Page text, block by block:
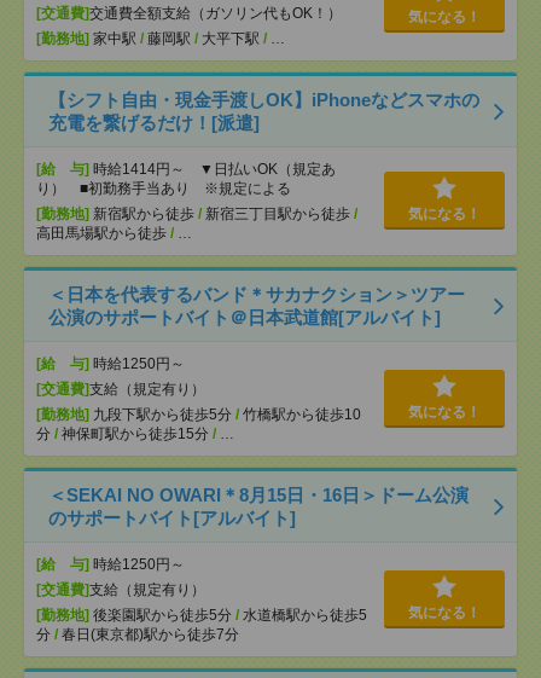
[交通費]交通費全額支給（ガソリン代もOK！）
[勤務地] 家中駅 / 藤岡駅 / 大平下駅 / …
気になる！
【シフト自由・現金手渡しOK】iPhoneなどスマホの
充電を繋げるだけ！[派遣]
[給 与] 時給1414円～ ▼日払いOK（規定あ
り） ■初勤務手当あり ※規定による
[勤務地] 新宿駅から徒歩 / 新宿三丁目駅から徒歩 /
高田馬場駅から徒歩 / …
気になる！
＜日本を代表するバンド＊サカナクション＞ツアー
公演のサポートバイト＠日本武道館[アルバイト]
[給 与] 時給1250円～
[交通費]支給（規定有り）
[勤務地] 九段下駅から徒歩5分 / 竹橋駅から徒歩10
分 / 神保町駅から徒歩15分 / …
気になる！
＜SEKAI NO OWARI＊8月15日・16日＞ドーム公演
のサポートバイト[アルバイト]
[給 与] 時給1250円～
[交通費]支給（規定有り）
[勤務地] 後楽園駅から徒歩5分 / 水道橋駅から徒歩5
分 / 春日(東京都)駅から徒歩7分
気になる！